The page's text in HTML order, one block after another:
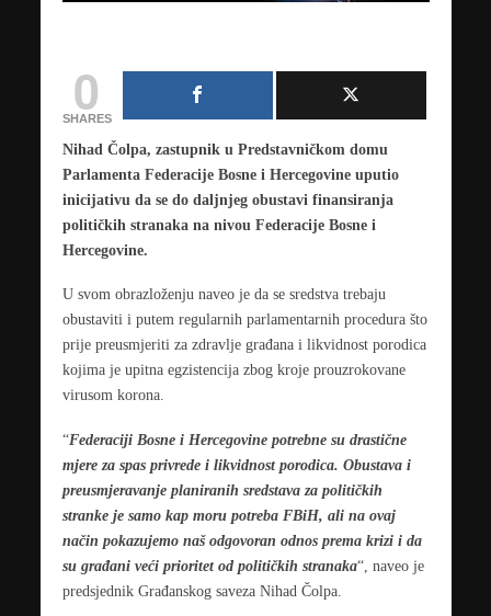
0
SHARES
Nihad Čolpa, zastupnik u Predstavničkom domu
Parlamenta Federacije Bosne i Hercegovine uputio
inicijativu da se do daljnjeg obustavi finansiranja
političkih stranaka na nivou Federacije Bosne i
Hercegovine.
U svom obrazloženju naveo je da se sredstva trebaju
obustaviti i putem regularnih parlamentarnih procedura što
prije preusmjeriti za zdravlje građana i likvidnost porodica
kojima je upitna egzistencija zbog kroje prouzrokovane
virusom korona.
“Federaciji Bosne i Hercegovine potrebne su drastične
mjere za spas privrede i likvidnost porodica. Obustava i
preusmjeravanje planiranih sredstava za političkih
stranke je samo kap moru potreba FBiH, ali na ovaj
način pokazujemo naš odgovoran odnos prema krizi i da
su građani veći prioritet od političkih stranaka“, naveo je
predsjednik Građanskog saveza Nihad Čolpa.